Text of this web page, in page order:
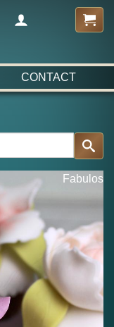
CONTACT
Fabulos